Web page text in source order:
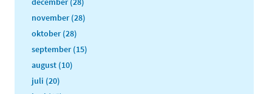
november (28)
oktober (28)
september (15)
august (10)
juli (20)